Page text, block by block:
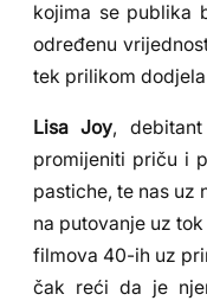
kojima se publika
određenu
tek prilikom
Lisa Joy,
promijeniti priču i
pastiche, te nas uz
na putovanje uz
filmova 40-ih uz
čak reći da je